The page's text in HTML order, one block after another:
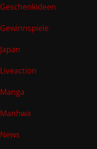
Geschenkideen
Gewinnspiele
Japan
Liveaction
Manga
Manhwa
News